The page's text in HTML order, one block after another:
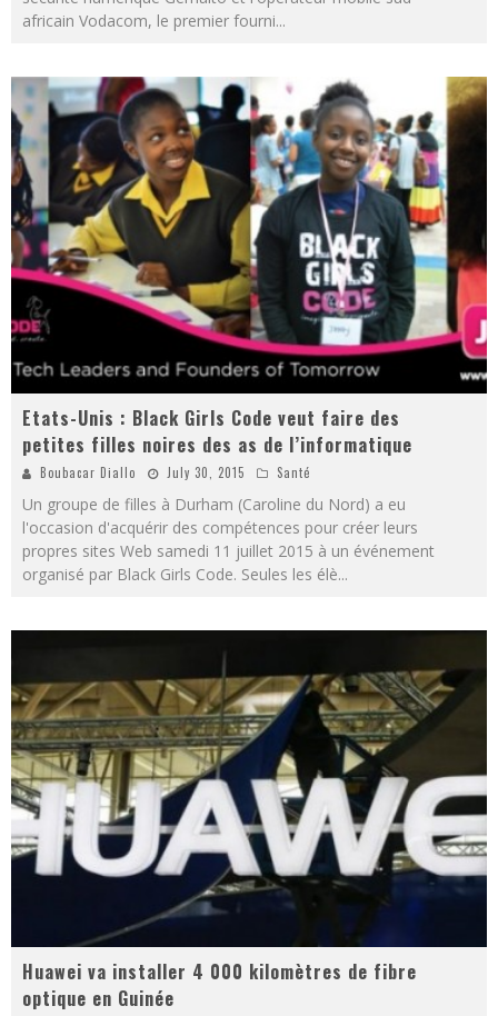
africain Vodacom, le premier fourni...
Etats-Unis : Black Girls Code veut faire des
petites filles noires des as de l’informatique
Boubacar Diallo July 30, 2015 Santé
Un groupe de filles à Durham (Caroline du Nord) a eu
l'occasion d'acquérir des compétences pour créer leurs
propres sites Web samedi 11 juillet 2015 à un événement
organisé par Black Girls Code. Seules les élè...
Huawei va installer 4 000 kilomètres de fibre
optique en Guinée